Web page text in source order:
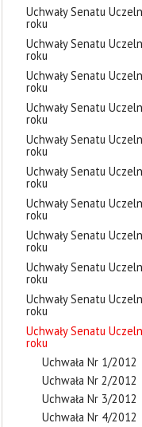
Uchwały Senatu
roku
Uchwały Senatu
roku
Uchwały Senatu
roku
Uchwały Senatu
roku
Uchwały Senatu
roku
Uchwały Senatu
roku
Uchwały Senatu
roku
Uchwały Senatu
roku
Uchwały Senatu
roku
Uchwały Senatu
roku
Uchwały Senatu
roku
Uchwała Nr 1/2012
Uchwała Nr 2/2012
Uchwała Nr 3/2012
Uchwała Nr 4/2012